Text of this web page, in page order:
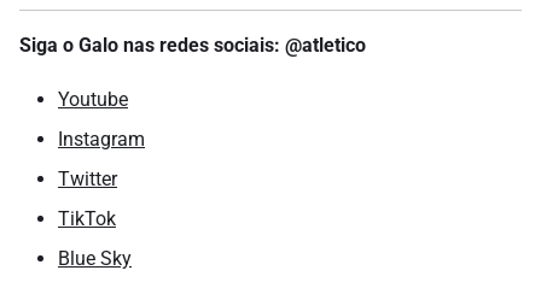
Siga o Galo nas redes sociais: @atletico
Youtube
Instagram
Twitter
TikTok
Blue Sky